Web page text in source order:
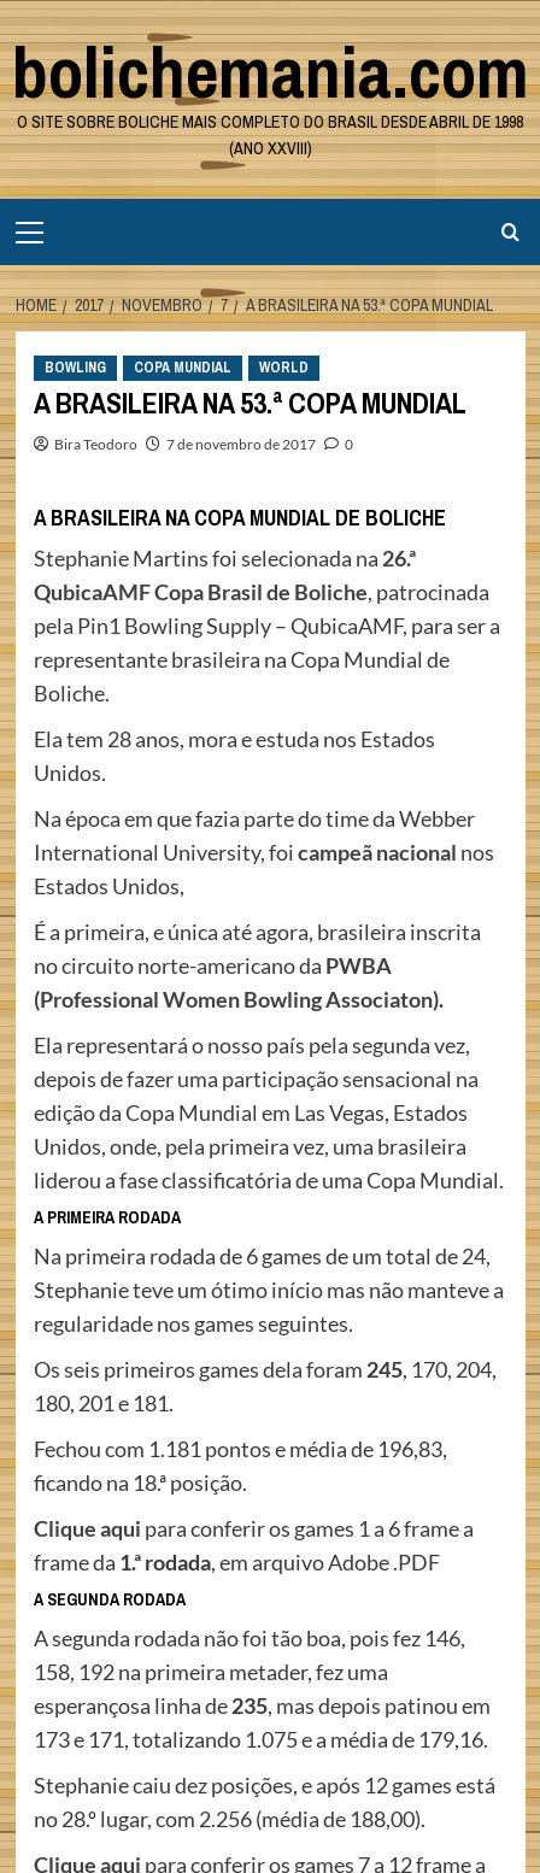
Skip
to
content
bolichemania.com
O SITE SOBRE BOLICHE MAIS COMPLETO DO BRASIL DESDE ABRIL DE 1998
(ANO XXVIII)
Menu
HOME 2017 NOVEMBRO 7 A BRASILEIRA NA 53.ª COPA MUNDIAL
BOWLING COPA MUNDIAL WORLD
A BRASILEIRA NA 53.ª COPA MUNDIAL
Bira Teodoro 7 de novembro de 2017 0
A BRASILEIRA NA COPA MUNDIAL DE BOLICHE
Stephanie Martins foi selecionada na 26.ª
QubicaAMF Copa Brasil de Boliche, patrocinada
pela Pin1 Bowling Supply – QubicaAMF, para ser a
representante brasileira na Copa Mundial de
Boliche.
Ela tem 28 anos, mora e estuda nos Estados
Unidos.
Na época em que fazia parte do time da Webber
International University, foicampeã nacional nos
Estados Unidos,
É a primeira, e única até agora, brasileira inscrita
no circuito norte-americano da PWBA
(Professional Women Bowling Associaton).
Ela representará o nosso país pela segunda vez,
depois de fazer uma participação sensacional na
edição da Copa Mundial em Las Vegas, Estados
Unidos, onde, pela primeira vez, uma brasileira
liderou a fase classificatória de uma Copa Mundial.
A PRIMEIRA RODADA
Na primeira rodada de 6 games de um total de 24,
Stephanie teve um ótimo início mas não manteve a
regularidade nos games seguintes.
Os seis primeiros games dela foram 245, 170, 204,
180, 201 e 181.
Fechou com 1.181 pontos e média de 196,83,
ficando na 18.ª posição.
Clique aqui para conferir os games 1 a 6 frame a
frame da 1.ª rodada, em arquivo Adobe .PDF
A SEGUNDA RODADA
A segunda rodada não foi tão boa, pois fez 146,
158, 192 na primeira metader, fez uma
esperançosa linha de235, mas depois patinou em
173 e 171, totalizando 1.075 e a média de 179,16.
Stephanie caiu dez posições, e após 12 games está
no 28.º lugar, com 2.256 (média de 188,00).
Clique aqui para conferir os games 7 a 12 frame a